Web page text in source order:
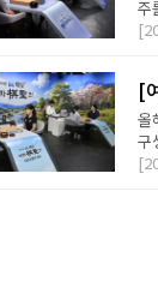
주
[
올
구